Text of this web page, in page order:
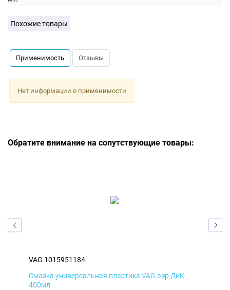
Похожие товары
Применимость Отзывы
Нет информации о применимости
Обратите внимание на сопутствующие товары:
VAG 1015951184
Смазка универсальная пластика VAG аэр ДиК
400мл